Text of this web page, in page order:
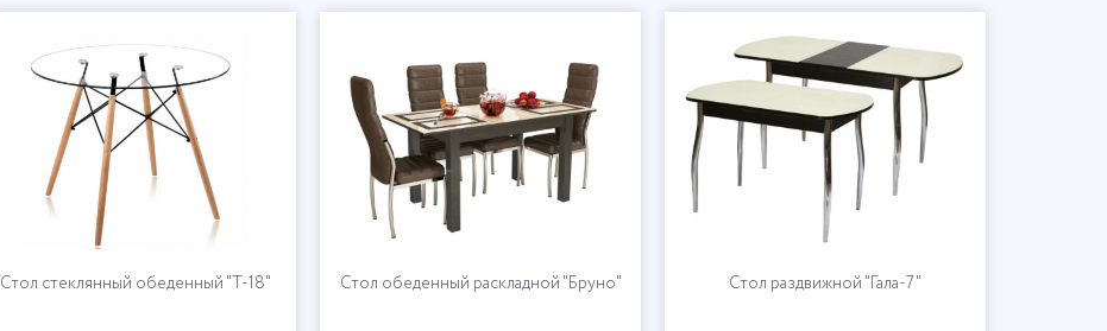
Стол стеклянный обеденный "T-18" Стол обеденный раскладной "Бруно" Стол раздвижной "Гала-7"